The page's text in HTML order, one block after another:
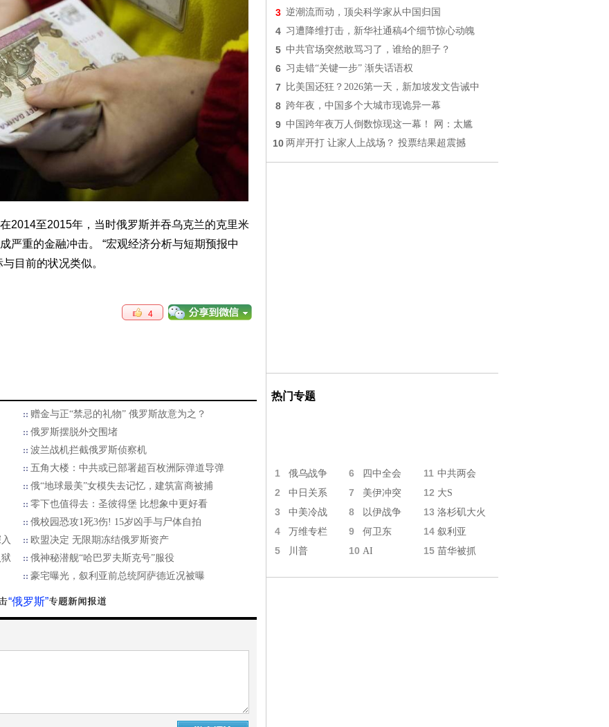
2014至2015年，当时俄罗斯并吞乌克兰的克里米
严重的金融冲击。 “宏观经济分析与短期预报中
目前的状况类似。
4
赠金与正“禁忌的礼物” 俄罗斯故意为之？
俄罗斯摆脱外交围堵
波兰战机拦截俄罗斯侦察机
五角大楼：中共或已部署超百枚洲际弹道导弹
俄“地球最美”女模失去记忆，建筑富商被捕
零下也值得去：圣彼得堡 比想象中更好看
俄校园恐攻1死3伤! 15岁凶手与尸体自拍
欧盟决定 无限期冻结俄罗斯资产
俄神秘潜舰“哈巴罗夫斯克号”服役
豪宅曝光，叙利亚前总统阿萨德近况被曝
“俄罗斯”
3 逆潮流而动，顶尖科学家从中国归国
4 习遭降维打击，新华社通稿4个细节惊心动魄
5 中共官场突然敢骂习了，谁给的胆子？
6 习走错“关键一步” 渐失话语权
7 比美国还狂？2026第一天，新加坡发文告诫中
8 跨年夜，中国多个大城市现诡异一幕
9 中国跨年夜万人倒数惊现这一幕！ 网：太尴
10 两岸开打 让家人上战场？ 投票结果超震撼
热门专题
1 俄乌战争 6 四中全会 11 中共两会
2 中日关系 7 美伊冲突 12 大S
3 中美冷战 8 以伊战争 13 洛杉矶大火
4 万维专栏 9 何卫东 14 叙利亚
5 川普 10 AI 15 苗华被抓